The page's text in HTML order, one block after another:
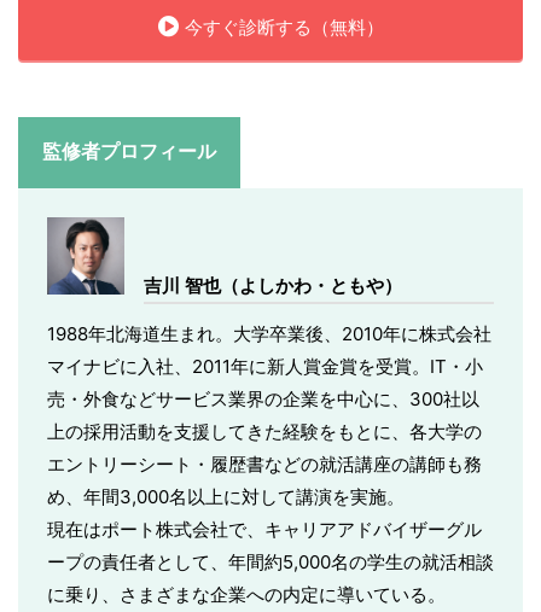
今すぐ診断する（無料）
監修者プロフィール
吉川 智也（よしかわ・ともや）
1988年北海道生まれ。大学卒業後、2010年に株式会社
マイナビに入社、2011年に新人賞金賞を受賞。IT・小
売・外食などサービス業界の企業を中心に、300社以
上の採用活動を支援してきた経験をもとに、各大学の
エントリーシート・履歴書などの就活講座の講師も務
め、年間3,000名以上に対して講演を実施。
現在はポート株式会社で、キャリアアドバイザーグル
ープの責任者として、年間約5,000名の学生の就活相談
に乗り、さまざまな企業への内定に導いている。